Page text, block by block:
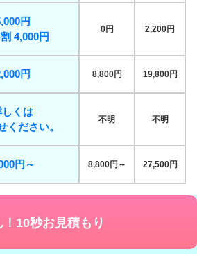
円
4,000円
0円 2,200円
円 8,800円 19,800円
しくは
ください。
不明 不明
円～ 8,800円～ 27,500円
10秒お見積もり